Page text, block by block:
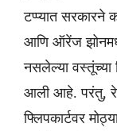
टप्प्यात सरकारने
आणि ऑरेंज
नसलेल्या वस्तूंच्या
आली आहे. परंतु, रेड
फ्लिपकार्टवर